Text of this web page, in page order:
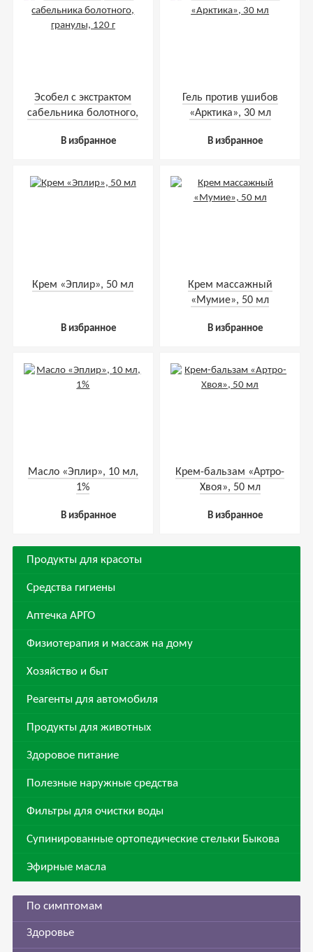
Эсобел с экстрактом
сабельника болотного,
В избранное
Гель против ушибов
«Арктика», 30 мл
В избранное
Крем «Эплир», 50 мл
В избранное
Крем массажный
«Мумие», 50 мл
В избранное
Масло «Эплир», 10 мл,
1%
В избранное
Крем-бальзам «Артро-
Хвоя», 50 мл
В избранное
Продукты для красоты
Средства гигиены
Аптечка АРГО
Физиотерапия и массаж на дому
Хозяйство и быт
Реагенты для автомобиля
Продукты для животных
Здоровое питание
Полезные наружные средства
Фильтры для очистки воды
Супинированные ортопедические стельки Быкова
Эфирные масла
По симптомам
Здоровье